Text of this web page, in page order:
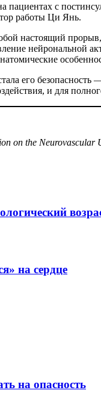
пациентах с
работы Ци Янь.
настоящий
нейрональной
его безопасность
и для
on the
на сердце
на опасность